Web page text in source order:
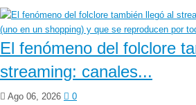
El fenómeno del folclore
streaming: canales...
Ago 06, 2026 0